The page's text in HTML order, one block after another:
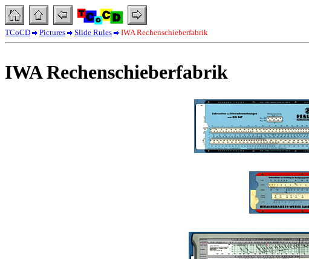
TCoCD
Pictures Slide Rules IWA Rechenschieberfabrik
IWA Rechenschieberfabrik